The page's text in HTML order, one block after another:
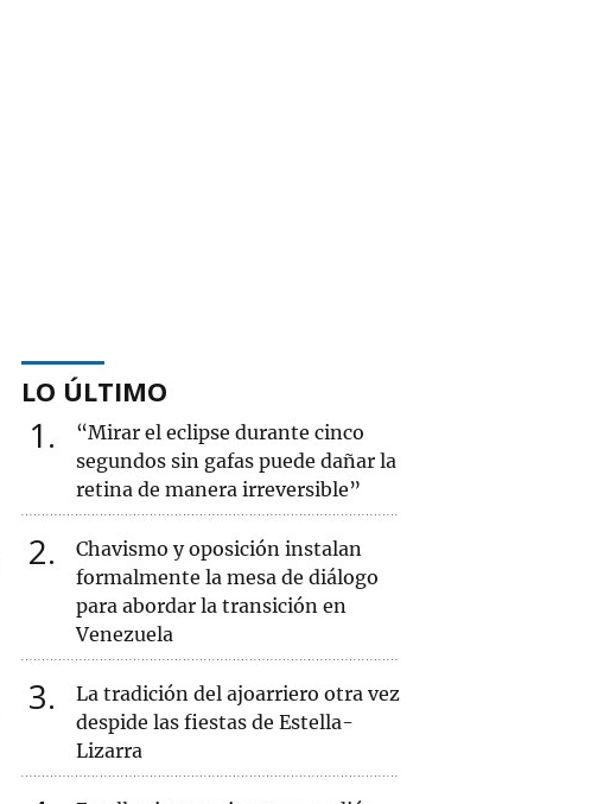
LO ÚLTIMO
1
“Mirar el eclipse durante cinco
segundos sin gafas puede dañar la
retina de manera irreversible”
2
Chavismo y oposición instalan
formalmente la mesa de diálogo
para abordar la transición en
Venezuela
3
La tradición del ajoarriero otra vez
despide las fiestas de Estella-
Lizarra